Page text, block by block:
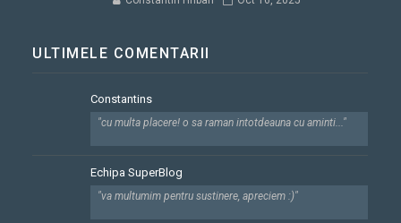
ULTIMELE COMENTARII
Constantins
"cu multa placere! o sa raman intotdeauna cu aminti..."
Echipa SuperBlog
"va multumim pentru sustinere, apreciem :)"